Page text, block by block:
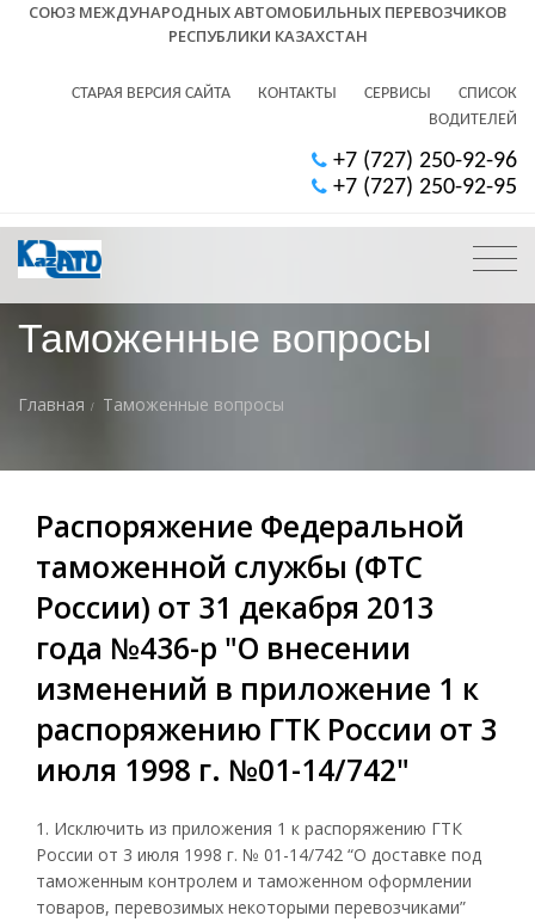
СОЮЗ МЕЖДУНАРОДНЫХ АВТОМОБИЛЬНЫХ ПЕРЕВОЗЧИКОВ
РЕСПУБЛИКИ КАЗАХСТАН
СТАРАЯ ВЕРСИЯ САЙТА КОНТАКТЫ СЕРВИСЫ
СПИСОК
ВОДИТЕЛЕЙ
+7 (727) 250-92-96
+7 (727) 250-92-95
Таможенные вопросы
Главная Таможенные вопросы
Распоряжение Федеральной
таможенной службы (ФТС
России) от 31 декабря 2013
года №436-р "О внесении
изменений в приложение 1 к
распоряжению ГТК России от 3
июля 1998 г. №01-14/742"
1. Исключить из приложения 1 к распоряжению ГТК
России от 3 июля 1998 г. № 01-14/742 “О доставке под
таможенным контролем и таможенном оформлении
товаров, перевозимых некоторыми перевозчиками”